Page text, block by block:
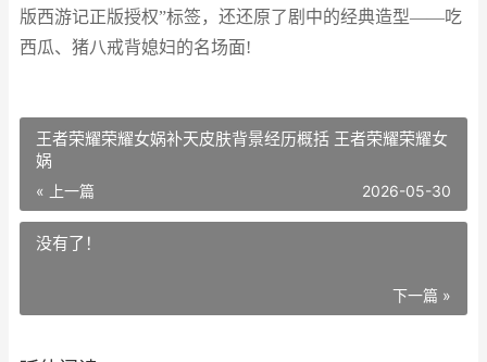
版西游记正版授权”标签，还还原了剧中的经典造型——吃
西瓜、猪八戒背媳妇的名场面!
王者荣耀荣耀女娲补天皮肤背景经历概括 王者荣耀荣耀女
娲
« 上一篇 2026-05-30
没有了！
下一篇 »